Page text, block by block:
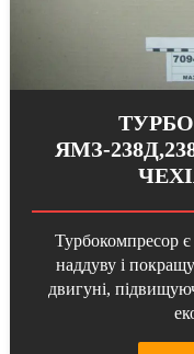
ЯМЗ-
Турбокомпресор
наддуву і
двигуні,